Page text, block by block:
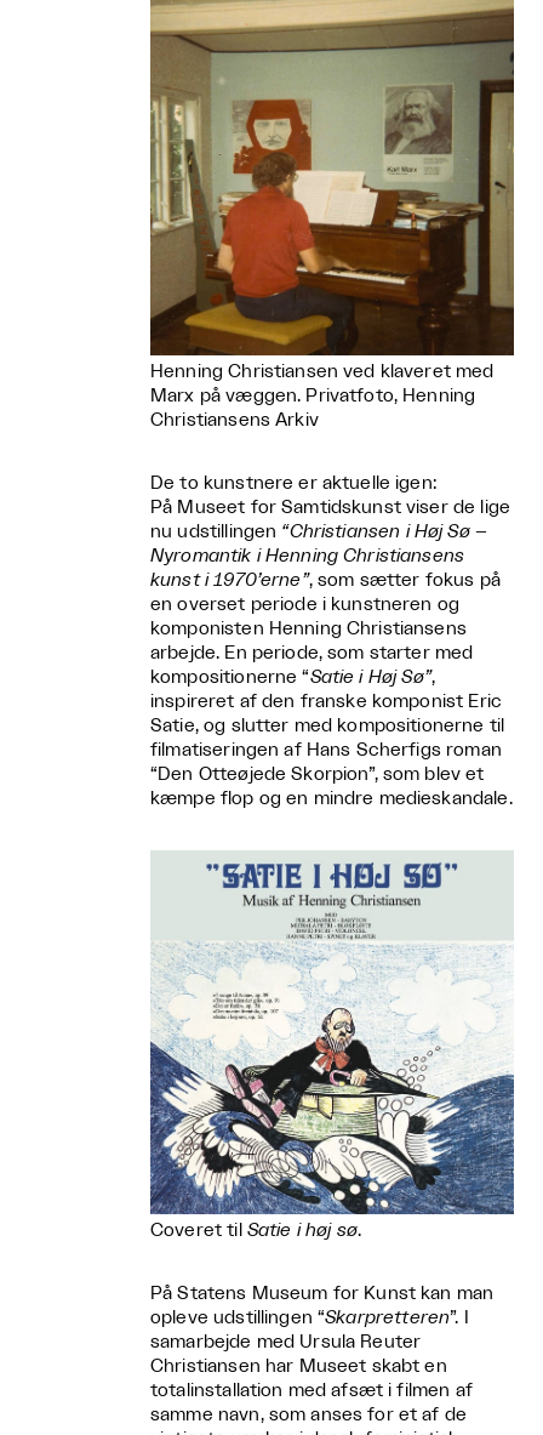
Henning Christiansen ved klaveret med
Marx på væggen. Privatfoto, Henning
Christiansens Arkiv
De to kunstnere er aktuelle igen:
På Museet for Samtidskunst viser de lige
nu udstillingen “Christiansen i Høj Sø –
Nyromantik i Henning Christiansens
kunst i 1970’erne”, som sætter fokus på
en overset periode i kunstneren og
komponisten Henning Christiansens
arbejde. En periode, som starter med
kompositionerne “Satie i Høj Sø”,
inspireret af den franske komponist Eric
Satie, og slutter med kompositionerne til
filmatiseringen af Hans Scherfigs roman
“Den Otteøjede Skorpion”, som blev et
kæmpe flop og en mindre medieskandale.
Coveret til Satie i høj sø.
På Statens Museum for Kunst kan man
opleve udstillingen “Skarpretteren”. I
samarbejde med Ursula Reuter
Christiansen har Museet skabt en
totalinstallation med afsæt i filmen af
samme navn, som anses for et af de